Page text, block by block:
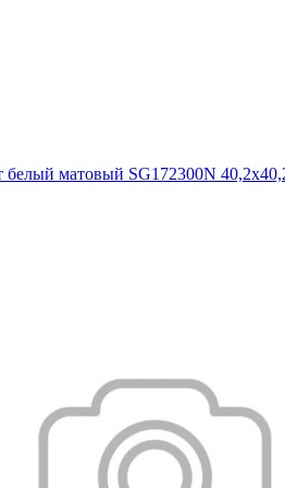
белый матовый SG172300N